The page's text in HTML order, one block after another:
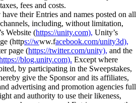
fees and costs.
their Entries and names posted on all
including, without limitation,
Website (https://unity.com), Unity’s
(https://www.facebook.com/unity3d),
page (https://twitter.com/unity), and the
blog.unity.com). Except where
by participating in the Sweepstakes,
give the Sponsor and its affiliates,
advertising and promotion agencies full
and authority to use their likeness,